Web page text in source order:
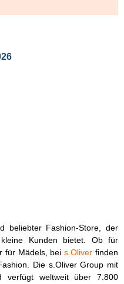
beliebter Fashion-Store, der
Kunden bietet. Ob für
für Mädels, beis.Oliver finden
Die s.Oliver Group mit
verfügt weltweit über 7.800